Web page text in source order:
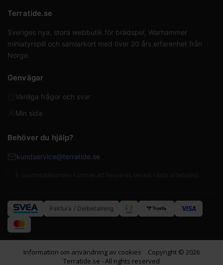
Terratide.se
Sveriges nya, stora webbutik för brädspel, Warhammer
miniatyrspill och samlarkort med över 20 års erfarenhet från
Norge.
Genvägar
Vanliga frågor och svar
Min sida
Behöver du hjälp?
kundservice@terratide.se
Faktura / Delbetalning
Information om användning av cookies
Copyright © 2026
Terratide.se - All rights reserved